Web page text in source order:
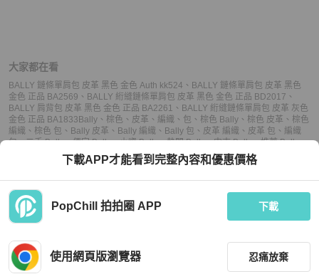
大家都在看
BALLY 鏈條單肩包 皮革 黑色 金色 Auth kk524 、 BALLY 鏈條單肩包 皮革 黑色
金色 正品 BA2569 、 BALLY 絎縫鏈條單肩包 皮革 黑色 金色 正品 BD2017 、
BALLY 肩背包 皮革 黑色 金色 正品 BA2261 、 BALLY 絎縫鏈條單肩包 皮革 灰色
金色 正品 BA1833Bally 、 棕色 、 皮革 、 編織 、 包 、 棕色 Bally 、 棕色 皮革 、 棕色
編織 、 棕色 包 、 Bally 皮革 、 Bally 編織 、 Bally 包 、 皮革 編織 、 皮革 包 、 編織
包、二手 Bally、便宜 Bally、小資 Bally、熱門 Bally、中古 Bally、推薦 Bally、
便宜 編織、小資 編織、熱門 編織 、 中古 編織、推薦 編織
小資 包、 熱門 包、中古 包、推薦 包
下載APP才能看到完整內容和優惠價格
PopChill 拍拍圈 APP 下載
使用網頁版瀏覽器 忍痛放棄